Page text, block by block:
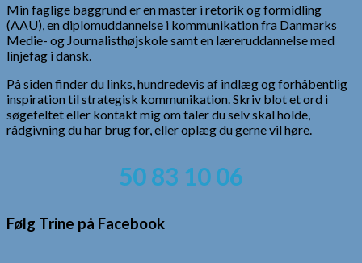
Min faglige baggrund er en master i retorik og formidling
(AAU), en diplomuddannelse i kommunikation fra Danmarks
Medie- og Journalisthøjskole samt en læreruddannelse med
linjefag i dansk.
På siden finder du links, hundredevis af indlæg og forhåbentlig
inspiration til strategisk kommunikation. Skriv blot et ord i
søgefeltet eller kontakt mig om taler du selv skal holde,
rådgivning du har brug for, eller oplæg du gerne vil høre.
50 83 10 06
Følg Trine på Facebook